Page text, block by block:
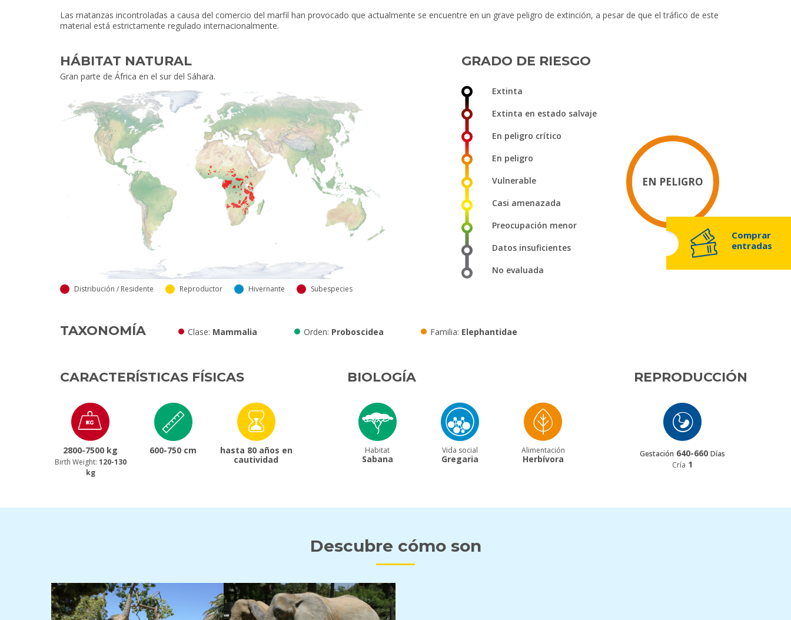
Comprar
entradas
Las matanzas incontroladas a causa del comercio del marfil han provocado que actualmente se encuentre en un grave peligro de extinción, a pesar de que el tráfico de este
material está estrictamente regulado internacionalmente.
HÁBITAT NATURAL
Gran parte de África en el sur del Sáhara.
Distribución / Residente Reproductor Hivernante Subespecies
GRADO DE RIESGO
Extinta
Extinta en estado salvaje
En peligro crítico
En peligro
Vulnerable
Casi amenazada
Preocupación menor
Datos insuficientes
No evaluada
EN PELIGRO
TAXONOMÍA Clase Mammalia Orden Proboscidea Familia Elephantidae
CARACTERÍSTICAS FÍSICAS
2800-7500 kg
Birth Weight: 120-130
kg
600-750 cm
hasta 80 años en
cautividad
BIOLOGÍA
Habitat
Sabana
Vida social
Gregaria
Alimentación
Herbívora
REPRODUCCIÓN
Gestación 640-660 Días
Cría 1
Descubre cómo son